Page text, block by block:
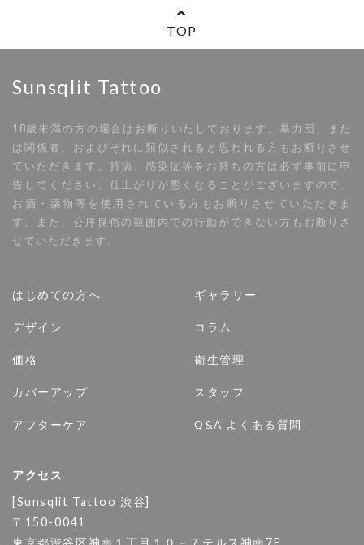
TOP
Sunsqlit Tattoo
18歳未満の方の場合はお断りいたしております。暴力団、また
は関係者、およびそれに類似されると思われる方もお断りさせ
ていただきます。持病、感染症等をお持ちの方は必ず事前に申
告してください。仕上がりが悪くなることがございますので、
お酒・薬物等を使用されている方もお断りさせていただきま
す。また、公序良俗の範囲内での行動ができない方もお断りさ
せていただきます。
はじめての方へ
デザイン
価格
カバーアップ
アフターケア
ギャラリー
コラム
衛生管理
スタッフ
Q&A よくある質問
アクセス
[Sunsqlit Tattoo 渋谷]
〒150-0041
東京都渋谷区神南１丁目１０－７テルス神南7F